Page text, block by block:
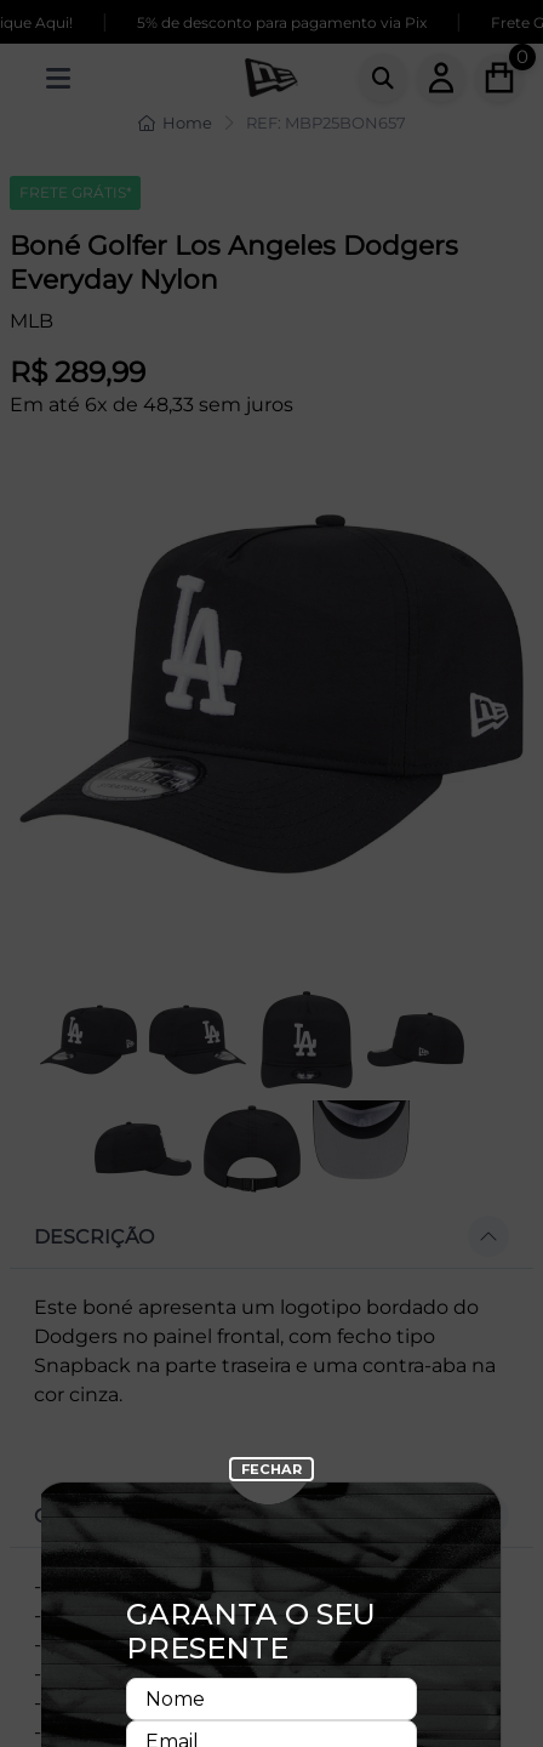
Aqui! 5% de desconto para pagamento via Pix Frete
0
Home REF: MBP25BON657
FRETE GRÁTIS*
Boné Golfer Los Angeles Dodgers
Everyday Nylon
MLB
R$ 289,99
Em até 6x de 48,33 sem juros
DESCRIÇÃO
Este boné apresenta um logotipo bordado do
Dodgers no painel frontal, com fecho tipo
Snapback na parte traseira e uma contra-aba na
cor cinza.
CARACTERÍSTICAS
- Bordado frontal do Dodgers
- Flag New Era bordada à esquerda
- Ajustável
- Fechamento tipo Snapback
- Painel frontal único
- Aba curva